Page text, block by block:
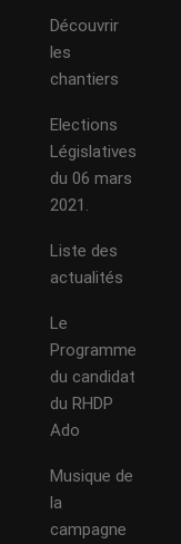
Découvrir
les
chantiers
Elections
Législatives
du 06 mars
2021.
Liste des
actualités
Le
Programme
du candidat
du RHDP
Ado
Musique de
la
campagne